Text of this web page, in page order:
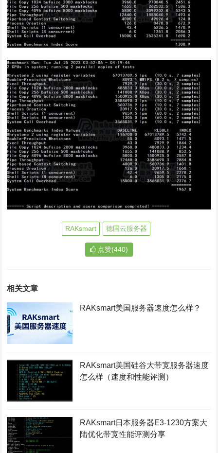
RAKsmart 德国云服务器
点赞(440)
相关文章
RAKsmart美国服务器速度怎么样？
RAKsmart美国硅谷大带宽服务器速度
怎么样（速度和性能评测）
RAKsmart日本服务器E3-1230方案大
陆优化带宽性能评测分享